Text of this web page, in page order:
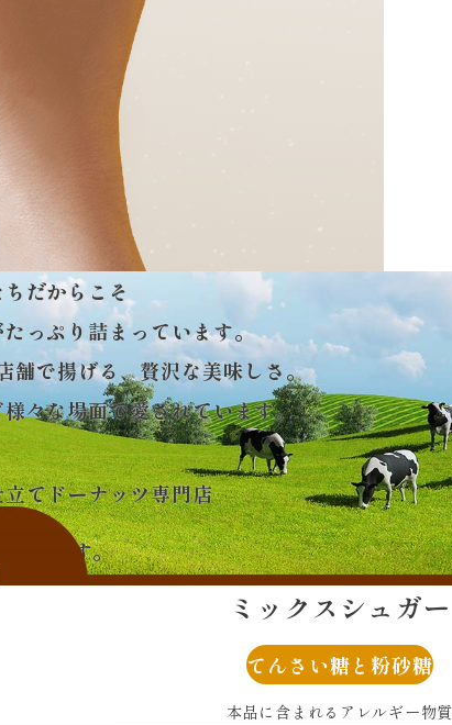
だからこそ
っぷり詰まっています。
舗で揚げる、贅沢な美味しさ。
々な場面で愛されています。
てドーナッツ専門店
です。
ミックスシュガー
てんさい糖と粉砂糖
本品に含まれるアレルギー物質